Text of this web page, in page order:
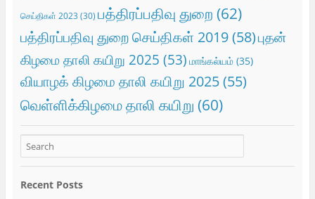
செய்திகள் 2023 (30) பத்திரப்பதிவு துறை (62)
பத்திரப்பதிவு துறை செய்திகள் 2019(58)புதன்
கிழமை தாலி கயிறு 2025 (53) மாங்கல்யம்(35)
வியாழக் கிழமை தாலி கயிறு 2025(55)
வெள்ளிக்கிழமை தாலி கயிறு (60)
Recent Posts